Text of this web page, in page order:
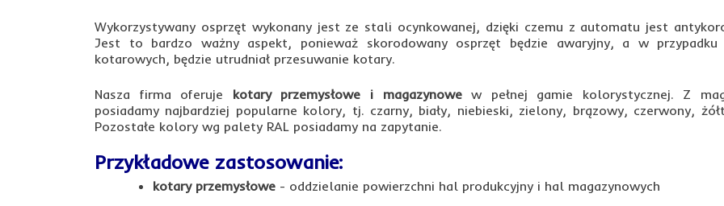
Wykorzystywany osprzęt wykonany jest ze stali ocynkowanej, dzięki czemu z automatu jest
Jest to bardzo ważny aspekt, ponieważ skorodowany osprzęt będzie awaryjny, a w przypadku
kotarowych, będzie utrudniał przesuwanie kotary.
Nasza firma oferuje kotary przemysłowe i magazynowew pełnej gamie kolorystycznej. Z
posiadamy najbardziej popularne kolory, tj. czarny, biały, niebieski, zielony, brązowy, czerwony,
Pozostałe kolory wg palety RAL posiadamy na zapytanie.
Przykładowe zastosowanie:
kotary przemysłowe - oddzielanie powierzchni hal produkcyjny i hal magazynowych